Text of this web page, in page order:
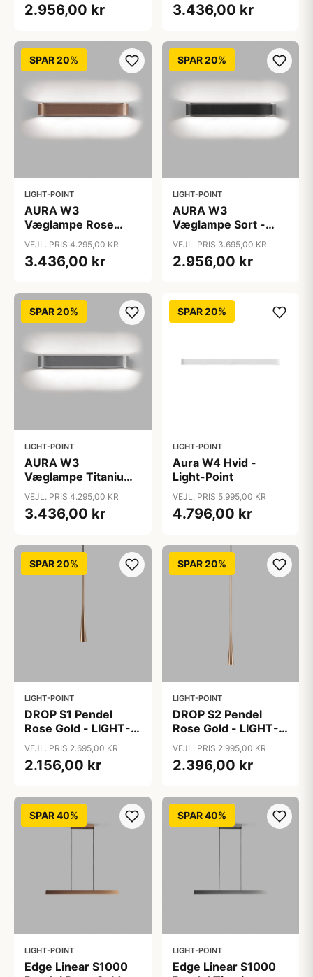
2.956,00 kr 3.436,00 kr
SPAR 20%
LIGHT-POINT
AURA W3
Væglampe Rose
Gold - LIGHT-POINT
VEJL. PRIS 4.295,00 KR
3.436,00 kr
SPAR 20%
LIGHT-POINT
AURA W3
Væglampe Sort -
LIGHT-POINT
VEJL. PRIS 3.695,00 KR
2.956,00 kr
SPAR 20%
LIGHT-POINT
AURA W3
Væglampe Titanium
- LIGHT-POINT
VEJL. PRIS 4.295,00 KR
3.436,00 kr
SPAR 20%
LIGHT-POINT
Aura W4 Hvid -
Light-Point
VEJL. PRIS 5.995,00 KR
4.796,00 kr
SPAR 20%
LIGHT-POINT
DROP S1 Pendel
Rose Gold - LIGHT-
POINT
VEJL. PRIS 2.695,00 KR
2.156,00 kr
SPAR 20%
LIGHT-POINT
DROP S2 Pendel
Rose Gold - LIGHT-
POINT
VEJL. PRIS 2.995,00 KR
2.396,00 kr
SPAR 40%
LIGHT-POINT
Edge Linear S1000
SPAR 40%
LIGHT-POINT
Edge Linear S1000